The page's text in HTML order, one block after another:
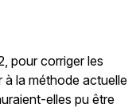
pour corriger les
à la méthode actuelle
elles pu être